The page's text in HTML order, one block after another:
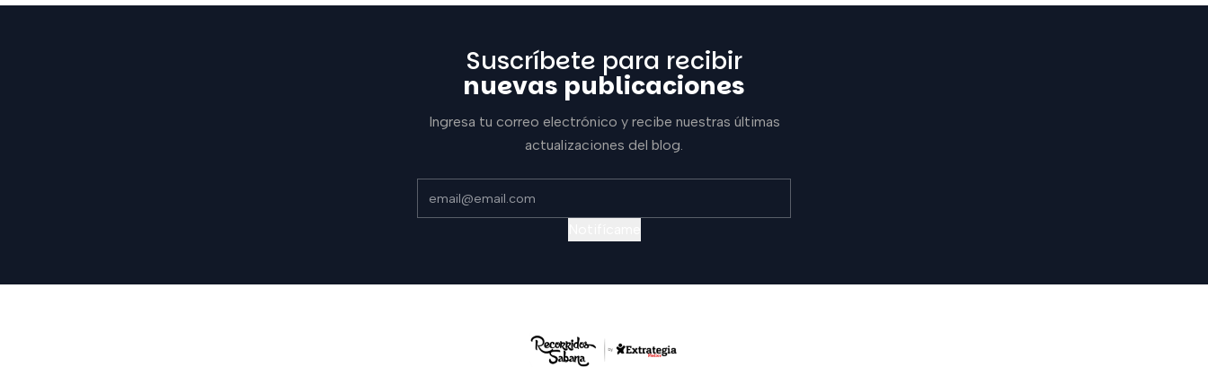
Suscríbete para recibir
nuevas publicaciones
Ingresa tu correo electrónico y recibe nuestras últimas
actualizaciones del blog.